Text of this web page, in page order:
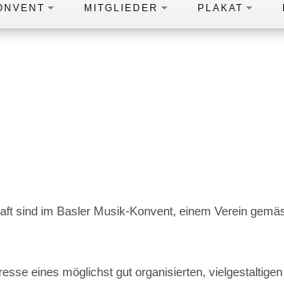
MITGLIEDER PLAKAT
sind im Basler Musik-Konvent, einem Verein
eines möglichst gut organisierten,